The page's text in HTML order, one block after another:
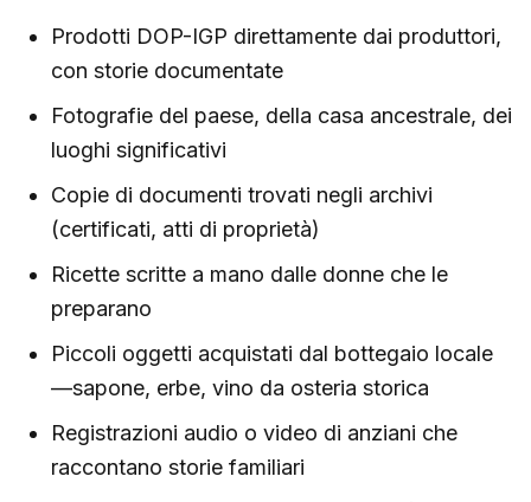
Prodotti DOP-IGP direttamente dai produttori,
con storie documentate
Fotografie del paese, della casa ancestrale, dei
luoghi significativi
Copie di documenti trovati negli archivi
(certificati, atti di proprietà)
Ricette scritte a mano dalle donne che le
preparano
Piccoli oggetti acquistati dal bottegaio locale
—sapone, erbe, vino da osteria storica
Registrazioni audio o video di anziani che
raccontano storie familiari